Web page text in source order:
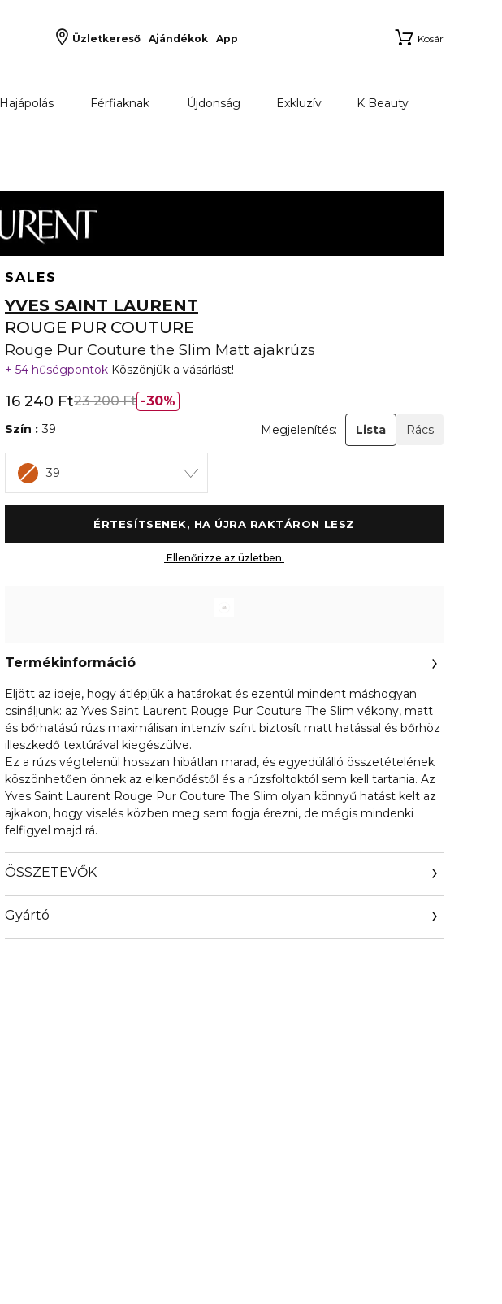
Üzletkereső Ajándékok App Kosár
Hajápolás Férfiaknak Újdonság Exkluzív K Beauty
SALES
YVES SAINT LAURENT
ROUGE PUR COUTURE
Rouge Pur Couture the Slim Matt ajakrúzs
54 hűségpontok Köszönjük a vásárlást!
30%
16 240 Ft23 200 Ft
Szín 39 Megjelenítés: Lista Rács
39
Termékinformáció
Eljött az ideje, hogy átlépjük a határokat és ezentúl mindent máshogyan
csináljunk: az Yves Saint Laurent Rouge Pur Couture The Slim vékony, matt
és bőrhatású rúzs maximálisan intenzív színt biztosít matt hatással és bőrhöz
illeszkedő textúrával kiegészülve.
Ez a rúzs végtelenül hosszan hibátlan marad, és egyedülálló összetételének
köszönhetően önnek az elkenődéstől és a rúzsfoltoktól sem kell tartania. Az
Yves Saint Laurent Rouge Pur Couture The Slim olyan könnyű hatást kelt az
ajkakon, hogy viselés közben meg sem fogja érezni, de mégis mindenki
felfigyel majd rá.
ÖSSZETEVŐK
Gyártó